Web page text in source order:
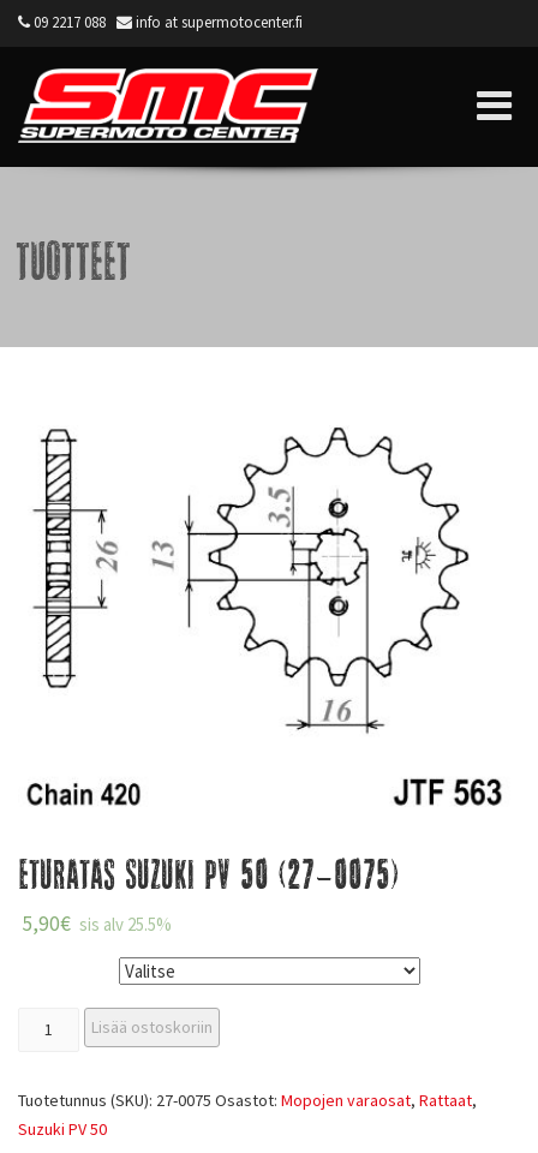
09 2217 088 info at supermotocenter.fi
Tuotteet
Eturatas Suzuki PV 50 (27-0075)
5,90€ sis alv 25.5%
Lisää ostoskoriin
Tuotetunnus (SKU): 27-0075 Osastot: Mopojen varaosat, Rattaat,
Suzuki PV 50